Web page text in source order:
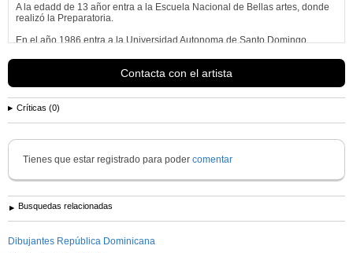
A la edadd de 13 añor entra a la Escuela Nacional de Bellas artes, donde
realizó la Preparatoria.
En el año 1986 entra a la Universidad Autonoma de Santo Domingo,
Ver más información dePedro Osorio
Contacta con el artista
Críticas (0)
Tienes que estar registrado para poder comentar
Busquedas relacionadas
Dibujantes República Dominicana